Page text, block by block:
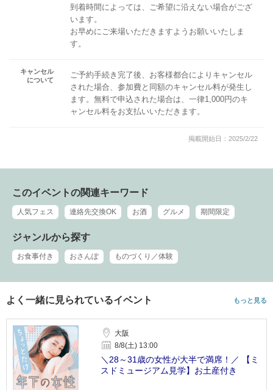
到着時間によっては、ご希望に沿えない場合がござ
います。
お早めにご来場いただきますようお願いいたしま
す。
キャンセル
について
ご予約手続き完了後、お客様都合によりキャンセル
された場合、参加費と同額のキャンセル料が発生し
ます。無料で申込された場合は、一律1,000円のキ
ャンセル料をお支払いいただきます。
掲載開始日：2025/2/22
このイベントの関連キーワード
人気フェス 連絡先交換OK お酒 グルメ 期間限定
ジャンルから探す
お食事付き おさんぽ ものづくり／体験
よく一緒に見られているイベント もっと見る
大阪
8/8(土) 13:00
＼28～31歳の女性が大半で満席！／ 【ミ
スドミュージアム見学】お土産付き